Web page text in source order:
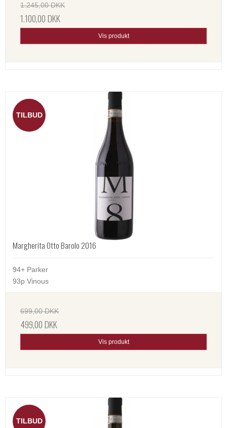
1.245,00 DKK
1.100,00 DKK
Vis produkt
TILBUD
Margherita Otto Barolo 2016
94+ Parker
93p Vinous
699,00 DKK
499,00 DKK
Vis produkt
TILBUD